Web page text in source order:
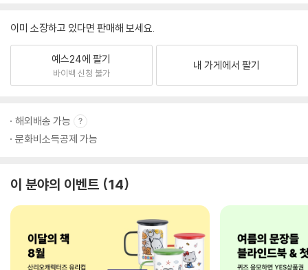
이미 소장하고 있다면 판매해 보세요.
예스24에 팔기
바이백 신청 불가
내 가게에서 팔기
해외배송 가능
문화비소득공제 가능
이 분야의 이벤트 14